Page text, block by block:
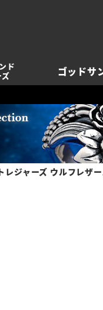
ド
ズ
ゴッドサ
レジャーズ ウルフレザ